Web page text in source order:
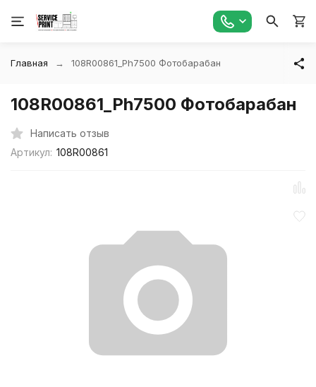
Главная 108R00861_Ph7500 Фотобарабан
108R00861_Ph7500 Фотобарабан
Написать отзыв
Артикул: 108R00861